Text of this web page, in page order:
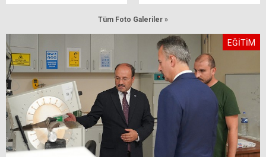
Tüm Foto Galeriler »
EĞİTİM